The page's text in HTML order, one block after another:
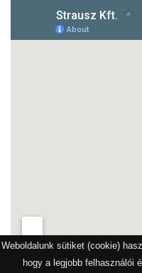
Weboldalunk sütiket (cookie)
hogy a legjobb felhasználói